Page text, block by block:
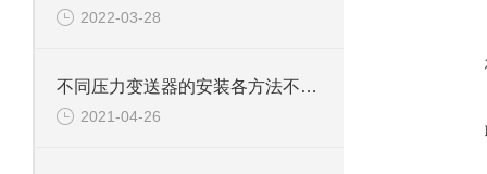
2022-03-28
不同压力变送器的安装各方法不同，又有哪些注意事项
2021-04-26